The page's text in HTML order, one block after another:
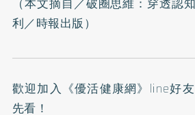
利／時報出版）
歡迎加入 《優活健康網》line好友
先看！